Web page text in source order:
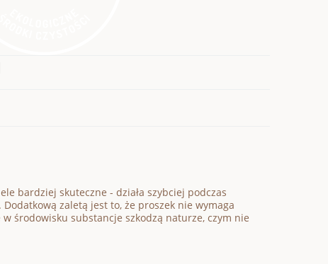
bardziej skuteczne - działa szybciej podczas
zaletą jest to, że proszek nie wymaga
środowisku substancje szkodzą naturze, czym nie